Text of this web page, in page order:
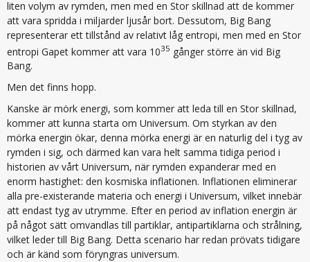
liten volym av rymden, men med en Stor skillnad att de kommer
att vara spridda i miljarder ljusår bort. Dessutom, Big Bang
representerar ett tillstånd av relativt låg entropi, men med en Stor
entropi Gapet kommer att vara 1035 gånger större än vid Big
Bang.
Men det finns hopp.
Kanske är mörk energi, som kommer att leda till en Stor skillnad,
kommer att kunna starta om Universum. Om styrkan av den
mörka energin ökar, denna mörka energi är en naturlig del i tyg av
rymden i sig, och därmed kan vara helt samma tidiga period i
historien av vårt Universum, när rymden expanderar med en
enorm hastighet: den kosmiska inflationen. Inflationen eliminerar
alla pre-existerande materia och energi i Universum, vilket innebär
att endast tyg av utrymme. Efter en period av inflation energin är
på något sätt omvandlas till partiklar, antipartiklarna och strålning,
vilket leder till Big Bang. Detta scenario har redan prövats tidigare
och är känd som föryngras universum.